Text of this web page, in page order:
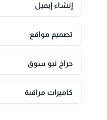
إنشاء إيميل
تصميم مواقع
حراج نيو سوق
كاميرات مراقبة